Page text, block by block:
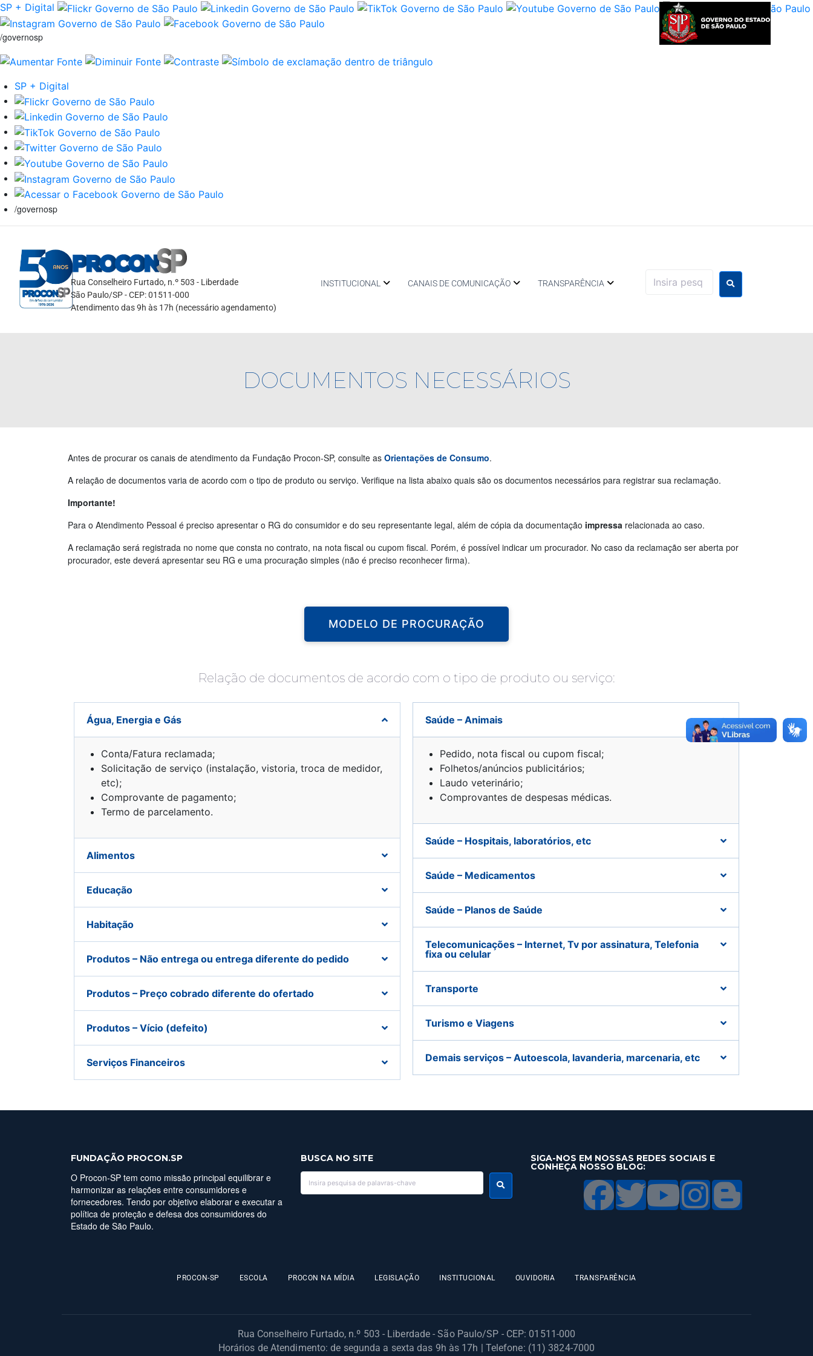
SP + Digital
/governosp
SP + Digital
/governosp
Rua Conselheiro Furtado, n.º 503 - Liberdade
São Paulo/SP - CEP: 01511-000
Atendimento das 9h às 17h (necessário agendamento)
INSTITUCIONAL CANAIS DE COMUNICAÇÃO TRANSPARÊNCIA
DOCUMENTOS NECESSÁRIOS
Antes de procurar os canais de atendimento da Fundação Procon-SP, consulte as Orientações de Consumo.
A relação de documentos varia de acordo com o tipo de produto ou serviço. Verifique na lista abaixo quais são os documentos necessários para registrar sua reclamação.
Importante!
Para o Atendimento Pessoal é preciso apresentar o RG do consumidor e do seu representante legal, além de cópia da documentação impressa relacionada ao caso.
A reclamação será registrada no nome que consta no contrato, na nota fiscal ou cupom fiscal. Porém, é possível indicar um procurador. No caso da reclamação ser aberta por
procurador, este deverá apresentar seu RG e uma procuração simples (não é preciso reconhecer firma).
MODELO DE PROCURAÇÃO
Relação de documentos de acordo com o tipo de produto ou serviço:
Água, Energia e Gás
Conta/Fatura reclamada;
Solicitação de serviço (instalação, vistoria, troca de medidor,
etc);
Comprovante de pagamento;
Termo de parcelamento.
Alimentos
Educação
Habitação
Produtos – Não entrega ou entrega diferente do pedido
Produtos – Preço cobrado diferente do ofertado
Produtos – Vício (defeito)
Serviços Financeiros
Saúde – Animais
Pedido, nota fiscal ou cupom fiscal;
Folhetos/anúncios publicitários;
Laudo veterinário;
Comprovantes de despesas médicas.
Saúde – Hospitais, laboratórios, etc
Saúde – Medicamentos
Saúde – Planos de Saúde
Telecomunicações – Internet, Tv por assinatura, Telefonia
fixa ou celular
Transporte
Turismo e Viagens
Demais serviços – Autoescola, lavanderia, marcenaria, etc
FUNDAÇÃO PROCON.SP
O Procon-SP tem como missão principal equilibrar e
harmonizar as relações entre consumidores e
fornecedores. Tendo por objetivo elaborar e executar a
política de proteção e defesa dos consumidores do
Estado de São Paulo.
BUSCA NO SITE SIGA-NOS EM NOSSAS REDES SOCIAIS E
CONHEÇA NOSSO BLOG:
PROCON-SP ESCOLA PROCON NA MÍDIA LEGISLAÇÃO INSTITUCIONAL OUVIDORIA TRANSPARÊNCIA
Rua Conselheiro Furtado, n.º 503 - Liberdade - São Paulo/SP - CEP: 01511-000
Horários de Atendimento: de segunda a sexta das 9h às 17h | Telefone: (11) 3824-7000